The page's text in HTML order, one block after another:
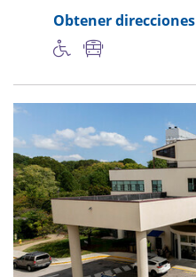
Obtener direcciones